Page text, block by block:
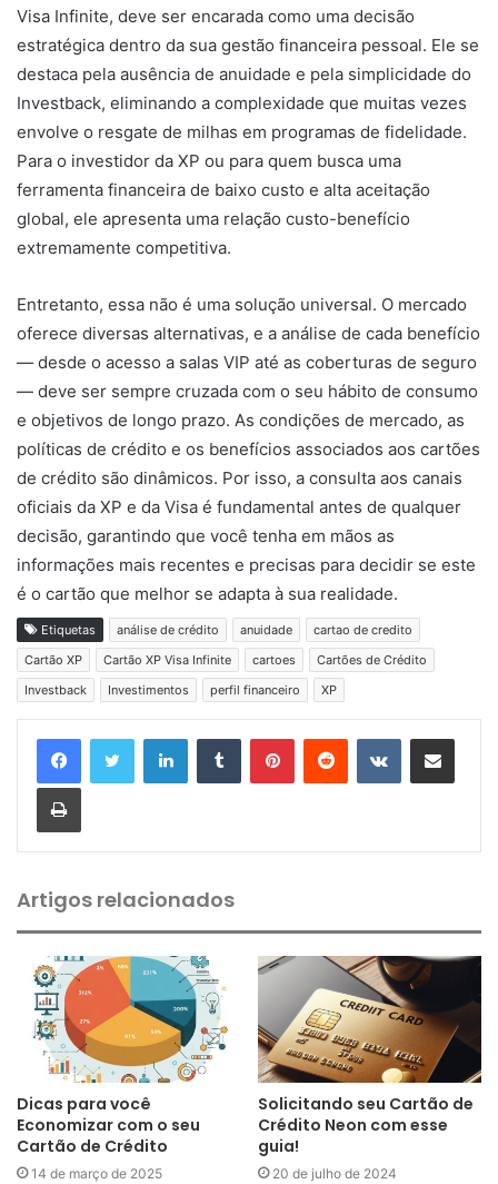
Visa Infinite, deve ser encarada como uma decisão
estratégica dentro da sua gestão financeira pessoal. Ele se
destaca pela ausência de anuidade e pela simplicidade do
Investback, eliminando a complexidade que muitas vezes
envolve o resgate de milhas em programas de fidelidade.
Para o investidor da XP ou para quem busca uma
ferramenta financeira de baixo custo e alta aceitação
global, ele apresenta uma relação custo-benefício
extremamente competitiva.
Entretanto, essa não é uma solução universal. O mercado
oferece diversas alternativas, e a análise de cada benefício
— desde o acesso a salas VIP até as coberturas de seguro
— deve ser sempre cruzada com o seu hábito de consumo
e objetivos de longo prazo. As condições de mercado, as
políticas de crédito e os benefícios associados aos cartões
de crédito são dinâmicos. Por isso, a consulta aos canais
oficiais da XP e da Visa é fundamental antes de qualquer
decisão, garantindo que você tenha em mãos as
informações mais recentes e precisas para decidir se este
é o cartão que melhor se adapta à sua realidade.
Etiquetas análise de crédito anuidade
cartao de credito
Cartão XP
Cartão XP Visa Infinite cartoes
Cartões de Crédito
Investback
Investimentos perfil financeiro XP
Artigos relacionados
Dicas para você
Economizar com o seu
Cartão de Crédito
14 de março de 2025
Solicitando seu Cartão de
Crédito Neon com esse
guia!
20 de julho de 2024